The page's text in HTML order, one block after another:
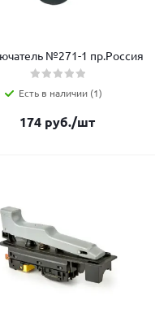
№271-1 пр.Россия
Есть в наличии (1)
174руб./шт